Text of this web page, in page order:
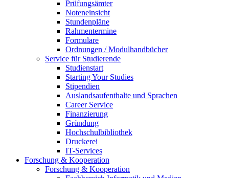
Prüfungsämter
Noteneinsicht
Stundenpläne
Rahmentermine
Formulare
Ordnungen / Modulhandbücher
Service für Studierende
Studienstart
Starting Your Studies
Stipendien
Auslandsaufenthalte und Sprachen
Career Service
Finanzierung
Gründung
Hochschulbibliothek
Druckerei
IT-Services
Forschung & Kooperation
Forschung & Kooperation